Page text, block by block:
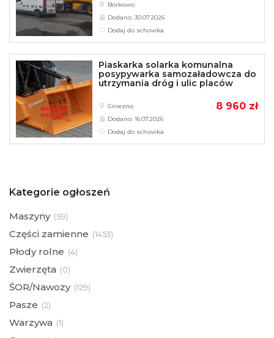
Borkowo
Dodano: 30.07.2026
Dodaj do schowka
Piaskarka solarka komunalna
posypywarka samozaładowcza do
utrzymania dróg i ulic placów
8 960 zł
Gniezno
Dodano: 16.07.2026
Dodaj do schowka
Kategorie ogłoszeń
Maszyny (59)
Części zamienne (1453)
Płody rolne (4)
Zwierzęta (0)
ŚOR/Nawozy (129)
Pasze (2)
Warzywa (1)